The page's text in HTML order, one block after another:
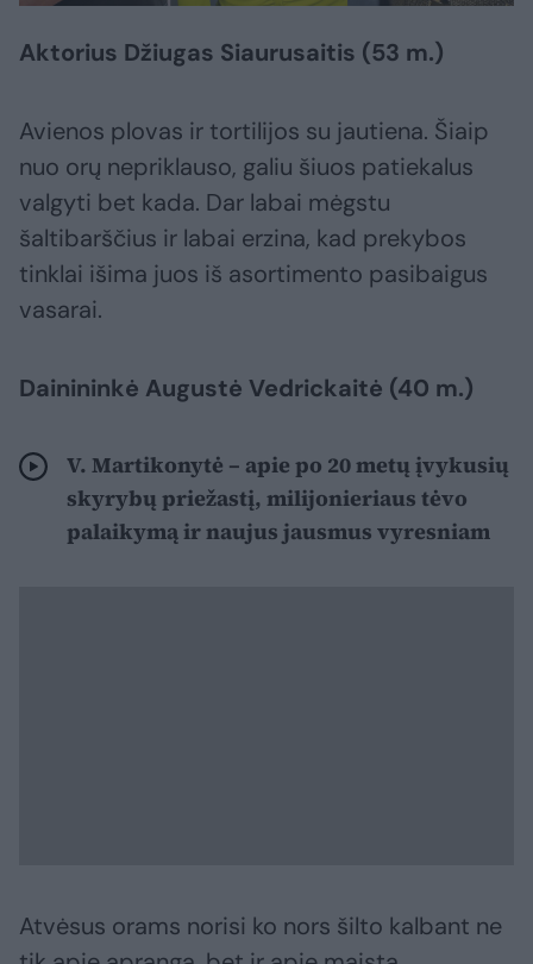
Aktorius Džiugas Siaurusaitis (53 m.)
Avienos plovas ir tortilijos su jautiena. Šiaip
nuo orų nepriklauso, galiu šiuos patiekalus
valgyti bet kada. Dar labai mėgstu
šaltibarščius ir labai erzina, kad prekybos
tinklai išima juos iš asortimento pasibaigus
vasarai.
Dainininkė Augustė Vedrickaitė (40 m.)
V. Martikonytė – apie po 20 metų įvykusių
skyrybų priežastį, milijonieriaus tėvo
palaikymą ir naujus jausmus vyresniam
Atvėsus orams norisi ko nors šilto kalbant ne